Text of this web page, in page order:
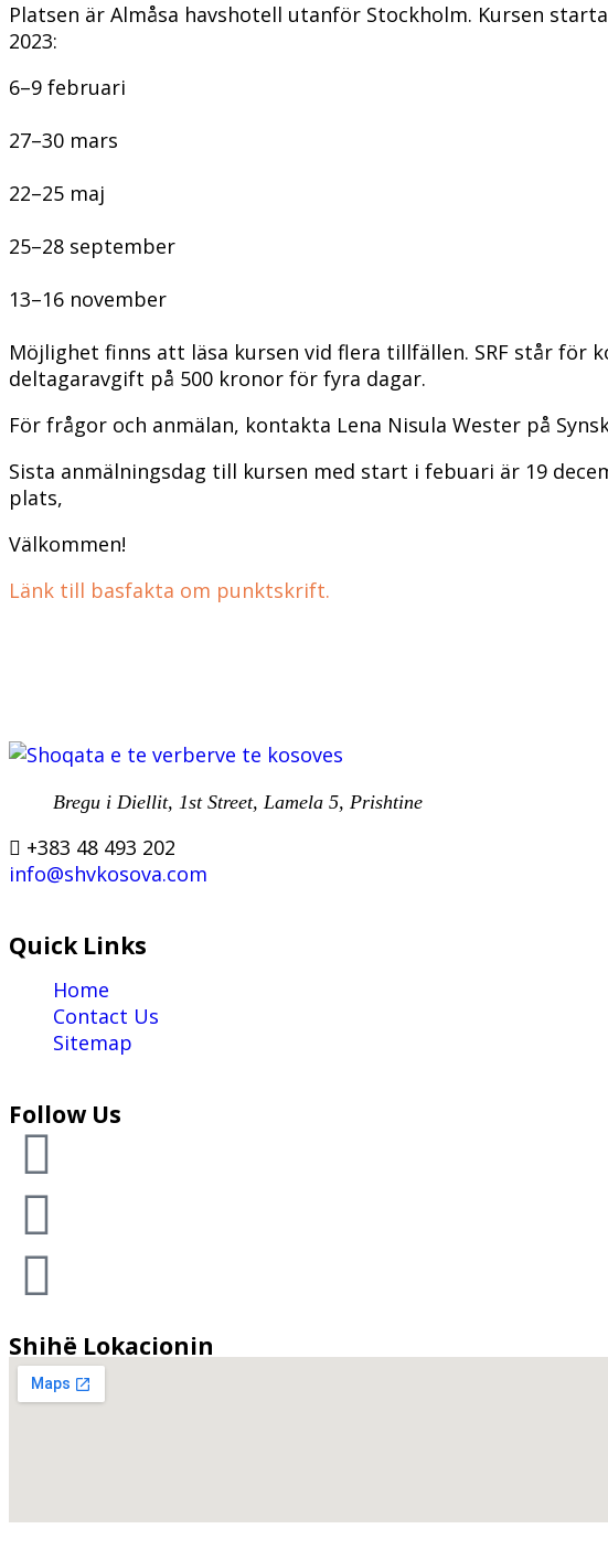
Platsen är Almåsa havshotell utanför Stockholm. Kursen
2023:
6–9 februari
27–30 mars
22–25 maj
25–28 september
13–16 november
Möjlighet finns att läsa kursen vid flera tillfällen. SRF står för
deltagaravgift på 500 kronor för fyra dagar.
För frågor och anmälan, kontakta Lena Nisula Wester på
Sista anmälningsdag till kursen med start i febuari är 19
plats,
Välkommen!
Länk till basfakta om punktskrift.
Bregu i Diellit, 1st Street, Lamela 5, Prishtine
+383 48 493 202
info@shvkosova.com
Quick Links
Home
Contact Us
Sitemap
Follow Us
Shihë Lokacionin